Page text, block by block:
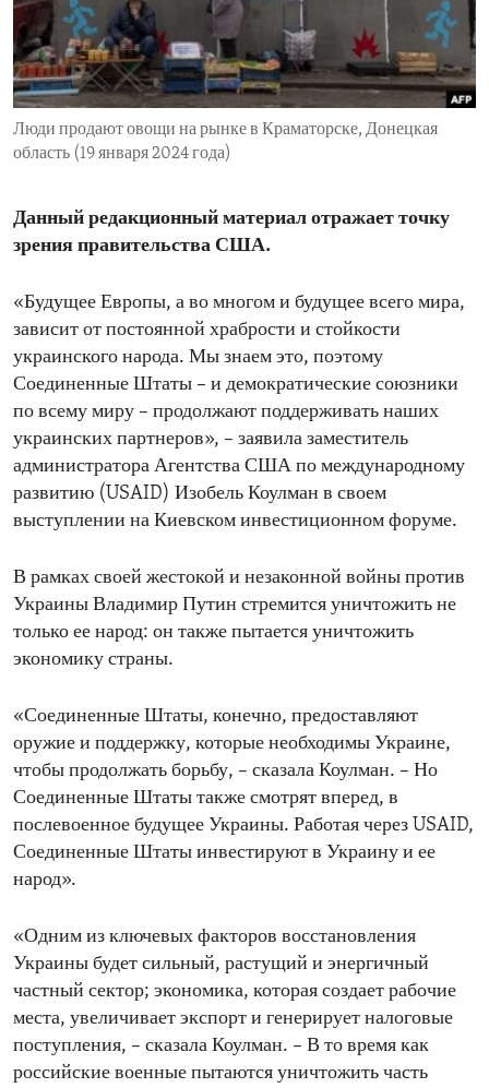
ENVIRONMENT AND HEALTH
IDEALS AND INSTITUTIONS
Люди продают овощи на рынке в Краматорске, Донецкая
область (19 января 2024 года)
Данный редакционный материал отражает точку
зрения правительства США.
«Будущее Европы, а во многом и будущее всего мира,
зависит от постоянной храбрости и стойкости
украинского народа. Мы знаем это, поэтому
Соединенные Штаты – и демократические союзники
по всему миру – продолжают поддерживать наших
украинских партнеров», – заявила заместитель
администратора Агентства США по международному
развитию (USAID) Изобель Коулман в своем
выступлении на Киевском инвестиционном форуме.
В рамках своей жестокой и незаконной войны против
Украины Владимир Путин стремится уничтожить не
только ее народ: он также пытается уничтожить
экономику страны.
«Соединенные Штаты, конечно, предоставляют
оружие и поддержку, которые необходимы Украине,
чтобы продолжать борьбу, – сказала Коулман. – Но
Соединенные Штаты также смотрят вперед, в
послевоенное будущее Украины. Работая через USAID,
Соединенные Штаты инвестируют в Украину и ее
народ».
«Одним из ключевых факторов восстановления
Украины будет сильный, растущий и энергичный
частный сектор; экономика, которая создает рабочие
места, увеличивает экспорт и генерирует налоговые
поступления, – сказала Коулман. – В то время как
российские военные пытаются уничтожить часть